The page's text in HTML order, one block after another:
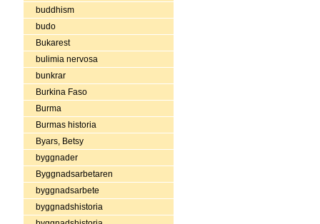
buddhism
budo
Bukarest
bulimia nervosa
bunkrar
Burkina Faso
Burma
Burmas historia
Byars, Betsy
byggnader
Byggnadsarbetaren
byggnadsarbete
byggnadshistoria